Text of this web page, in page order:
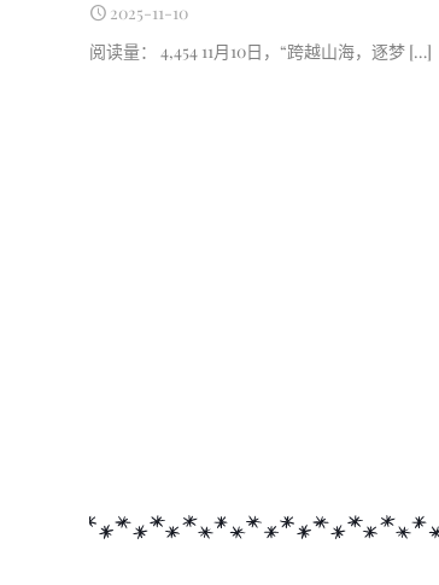
2025-11-10
阅读量： 4,454 11月10日，“跨越山海，逐梦 […]